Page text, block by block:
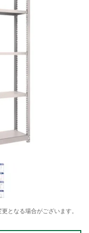
となる場合がございます。